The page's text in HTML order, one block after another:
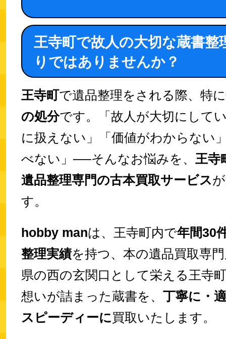
王寺町で故人の大切な蔵書整
りではありませんか？
王寺町で遺品整理をされる際、特
の処分です。「故人が大切にして
に扱えない」「価値がわからない
べない」──そんなお悩みを、 王寺
遺品整理専門の古本買取サービス
す。
hobby manは、王寺町内で年間30
整理実績を持つ、本の遺品買取専
県の西の玄関口として栄える王寺
想いが詰まった蔵書を、 丁寧に・
スピーディーに買取いたします。